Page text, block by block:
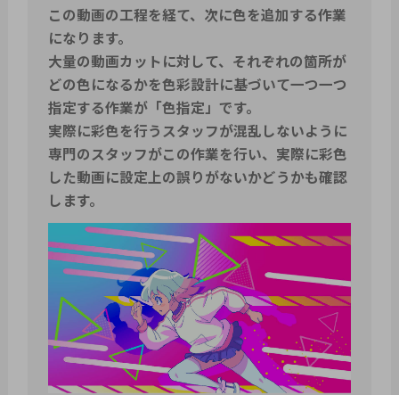
この動画の工程を経て、次に色を追加する作業
になります。
大量の動画カットに対して、それぞれの箇所が
どの色になるかを色彩設計に基づいて一つ一つ
指定する作業が「色指定」です。
実際に彩色を行うスタッフが混乱しないように
専門のスタッフがこの作業を行い、実際に彩色
した動画に設定上の誤りがないかどうかも確認
します。